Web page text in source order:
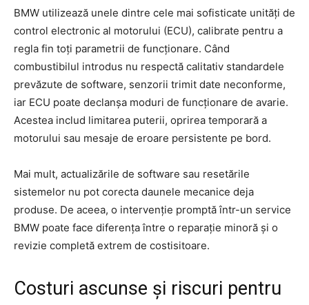
BMW utilizează unele dintre cele mai sofisticate unități de
control electronic al motorului (ECU), calibrate pentru a
regla fin toți parametrii de funcționare. Când
combustibilul introdus nu respectă calitativ standardele
prevăzute de software, senzorii trimit date neconforme,
iar ECU poate declanșa moduri de funcționare de avarie.
Acestea includ limitarea puterii, oprirea temporară a
motorului sau mesaje de eroare persistente pe bord.
Mai mult, actualizările de software sau resetările
sistemelor nu pot corecta daunele mecanice deja
produse. De aceea, o intervenție promptă într-un service
BMW poate face diferența între o reparație minoră și o
revizie completă extrem de costisitoare.
Costuri ascunse și riscuri pentru